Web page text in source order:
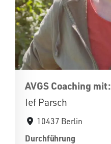
AVGS Coaching mit:
Ief Parsch
10437 Berlin
Durchführung